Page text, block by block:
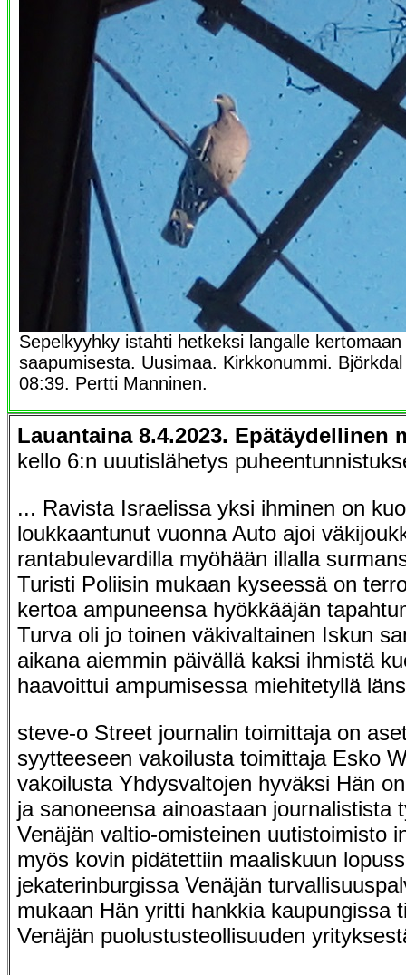
Sepelkyyhky istahti hetkeksi langalle
saapumisesta. Uusimaa. Kirkkonummi.
08:39. Pertti Manninen.
Lauantaina 8.4.2023. Epätäydellinen
kello 6:n uuutislähetys
... Ravista Israelissa yksi ihminen on
loukkaantunut vuonna Auto ajoi
rantabulevardilla myöhään illalla
Turisti Poliisin mukaan kyseessä on
kertoa ampuneensa hyökkääjän
Turva oli jo toinen väkivaltainen Iskun
aikana aiemmin päivällä kaksi ihmistä
haavoittui ampumisessa miehitetyllä
steve-o Street journalin toimittaja on
syytteeseen vakoilusta toimittaja Esko
vakoilusta Yhdysvaltojen hyväksi Hän
ja sanoneensa ainoastaan journalistista
Venäjän valtio-omisteinen uutistoimisto
myös kovin pidätettiin maaliskuun
jekaterinburgissa Venäjän
mukaan Hän yritti hankkia kaupungissa
Venäjän puolustusteollisuuden